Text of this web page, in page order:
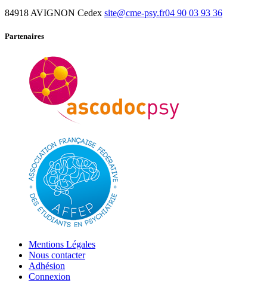
84918 AVIGNON Cedex site@cme-psy.fr04 90 03 93 36
Partenaires
Mentions Légales
Nous contacter
Adhésion
Connexion